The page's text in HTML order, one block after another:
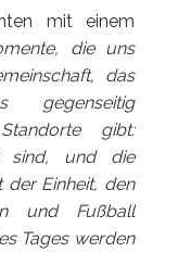
mit einem
die uns
das
gibt:
sind, und die
der Einheit, den
und Fußball
Tages werden